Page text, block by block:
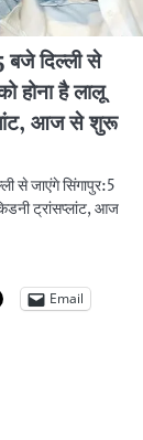
दिल्ली से
होना है लालू
आज से शुरू
से जाएंगे सिंगापुर:5
ट्रांसप्लांट, आज
Email